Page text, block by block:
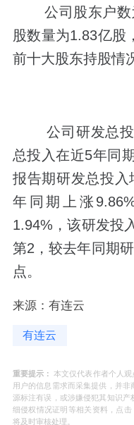
公司股东户数
股数量为1.83亿股
前十大股东持股情
公司研发总投
总投入在近5年同
报告期研发总投入
年同期上涨
1.94%，该研发投
第2，较去年同期
点。
来源：有连云
有连云
重要提示： 本文仅代表作者个人
用户的信息需求而采集提供，并
源标注有误，或涉嫌侵犯其知识
细侵权情况证明等相关资料，点击
将及时审核处理。